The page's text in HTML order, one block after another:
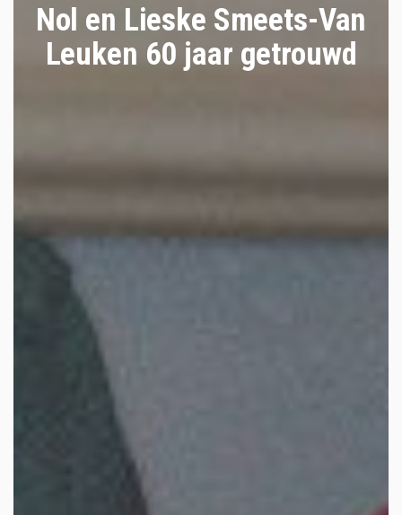
Nol en Lieske Smeets-Van
Leuken 60 jaar getrouwd